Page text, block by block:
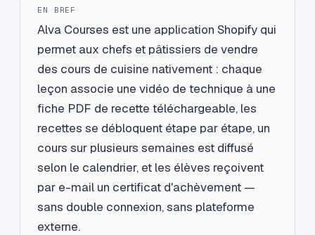
EN BREF
Alva Courses est une application Shopify qui
permet aux chefs et pâtissiers de vendre
des cours de cuisine nativement : chaque
leçon associe une vidéo de technique à une
fiche PDF de recette téléchargeable, les
recettes se débloquent étape par étape, un
cours sur plusieurs semaines est diffusé
selon le calendrier, et les élèves reçoivent
par e-mail un certificat d'achèvement —
sans double connexion, sans plateforme
externe.